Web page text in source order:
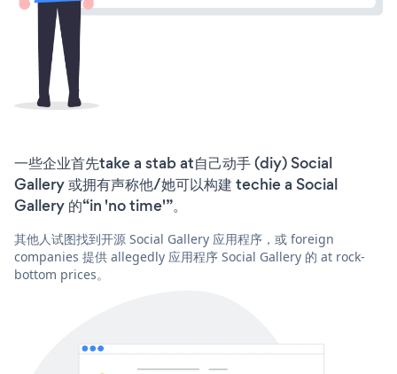
一些企业首先take a stab at自己动手 (diy) Social
Gallery 或拥有声称他/她可以构建 techie a Social
Gallery 的“in 'no time'”。
其他人试图找到开源 Social Gallery 应用程序，或 foreign
companies 提供 allegedly 应用程序 Social Gallery 的 at rock-
bottom prices。